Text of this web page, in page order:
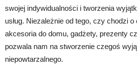
swojej indywidualności i tworzenia
usług. Niezależnie od tego, czy chodzi o
akcesoria do domu, gadżety, prezenty
pozwala nam na stworzenie czegoś
niepowtarzalnego.